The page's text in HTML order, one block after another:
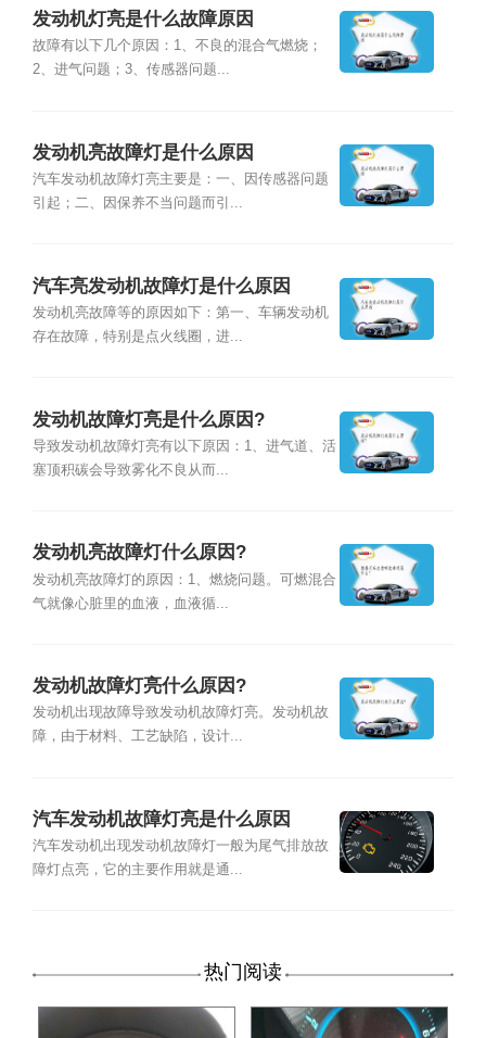
发动机灯亮是什么故障原因
故障有以下几个原因：1、不良的混合气燃烧；
2、进气问题；3、传感器问题...
发动机亮故障灯是什么原因
汽车发动机故障灯亮主要是：一、因传感器问题
引起；二、因保养不当问题而引...
汽车亮发动机故障灯是什么原因
发动机亮故障等的原因如下：第一、车辆发动机
存在故障，特别是点火线圈，进...
发动机故障灯亮是什么原因?
导致发动机故障灯亮有以下原因：1、进气道、活
塞顶积碳会导致雾化不良从而...
发动机亮故障灯什么原因?
发动机亮故障灯的原因：1、燃烧问题。可燃混合
气就像心脏里的血液，血液循...
发动机故障灯亮什么原因?
发动机出现故障导致发动机故障灯亮。发动机故
障，由于材料、工艺缺陷，设计...
汽车发动机故障灯亮是什么原因
汽车发动机出现发动机故障灯一般为尾气排放故
障灯点亮，它的主要作用就是通...
热门阅读